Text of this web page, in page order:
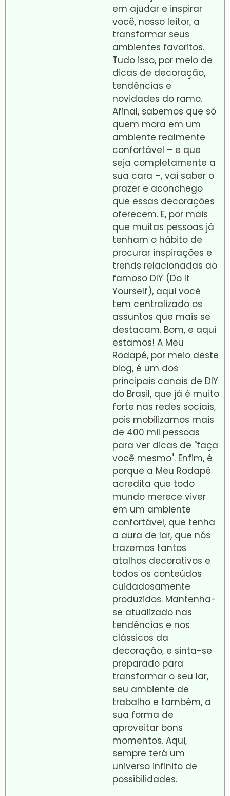
em ajudar e inspirar
você, nosso leitor, a
transformar seus
ambientes favoritos.
Tudo isso, por meio de
dicas de decoração,
tendências e
novidades do ramo.
Afinal, sabemos que só
quem mora em um
ambiente realmente
confortável – e que
seja completamente a
sua cara –, vai saber o
prazer e aconchego
que essas decorações
oferecem. E, por mais
que muitas pessoas já
tenham o hábito de
procurar inspirações e
trends relacionadas ao
famoso DIY (Do It
Yourself), aqui você
tem centralizado os
assuntos que mais se
destacam. Bom, e aqui
estamos! A Meu
Rodapé, por meio deste
blog, é um dos
principais canais de DIY
do Brasil, que já é muito
forte nas redes sociais,
pois mobilizamos mais
de 400 mil pessoas
para ver dicas de "faça
você mesmo". Enfim, é
porque a Meu Rodapé
acredita que todo
mundo merece viver
em um ambiente
confortável, que tenha
a aura de lar, que nós
trazemos tantos
atalhos decorativos e
todos os conteúdos
cuidadosamente
produzidos. Mantenha-
se atualizado nas
tendências e nos
clássicos da
decoração, e sinta-se
preparado para
transformar o seu lar,
seu ambiente de
trabalho e também, a
sua forma de
aproveitar bons
momentos. Aqui,
sempre terá um
universo infinito de
possibilidades.